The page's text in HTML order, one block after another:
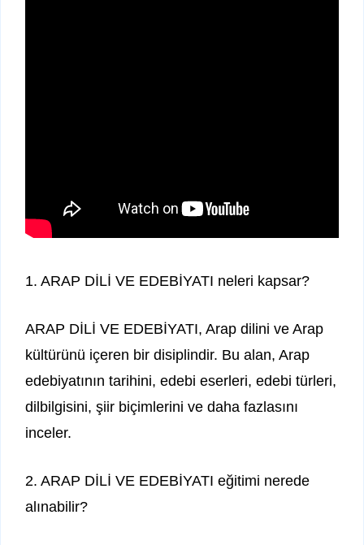
1. ARAP DİLİ VE EDEBİYATI neleri kapsar?
ARAP DİLİ VE EDEBİYATI, Arap dilini ve Arap
kültürünü içeren bir disiplindir. Bu alan, Arap
edebiyatının tarihini, edebi eserleri, edebi türleri,
dilbilgisini, şiir biçimlerini ve daha fazlasını
inceler.
2. ARAP DİLİ VE EDEBİYATI eğitimi nerede
alınabilir?